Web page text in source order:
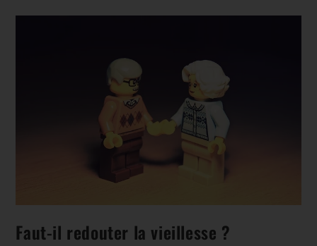
Faut-il redouter la vieillesse ?